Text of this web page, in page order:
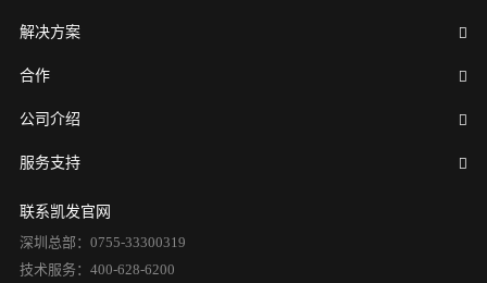
解决方案
合作
公司介绍
服务支持
联系凯发官网
深圳总部：0755-33300319
技术服务：400-628-6200